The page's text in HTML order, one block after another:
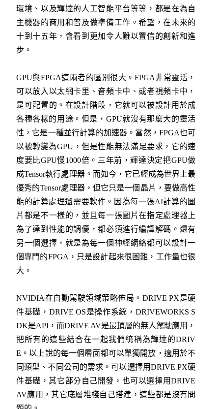
環境、以及輝達的人工智能平台等等，都是在為自
主機器的商用和普及做準備工作。希望，在未來的
十到十五年，會看到更加令人難以置信的創新和進
步。
GPU與FPGA這兩者的區別很大。FPGA非常靈活，
可以放入以太網卡里、音頻卡中、或者視頻卡中，
是可配置的。在設計階段，它就可以被設計用於成
各種各樣的用途。但是，GPU就沒有那麼大的靈活
性，它是一種並行計算的加速器。當然，FPGA也可
以被轉變為GPU，但是性能無法滿足要求，它的速
度要比GPU慢1000倍。三年前，輝達決定把GPU做
成Tensor執行處理器。而如今，它已經成為世界上最
優秀的Tensor處理器，但它只是一個晶片，要做高性
能的計算處理還需要軟件。因為每一張AI計算的圖
片都是不一樣的，並且每一張圖片在指定處理器上
為了達到性能的調優，都必須進行編譯解碼。還有
另一個選擇，就是為每一個神經網絡都可以設計一
個專門的FPGA，只是設計起來很困難，工作量也很
大。
NVIDIA在自動駕駛領域策略佈局。DRIVE PX是硬
件基礎，DRIVE OS是操作系統，DRIVEWORKS S
DK是API，而DRIVE AV是最頂層的無人駕駛應用，
把所有的這些結合在一起我們統稱為輝達的DRIV
E。以上說的每一個層面都可以單獨開放，適用於不
同類型、不同公司的需求。可以選擇用DRIVE PX硬
件基礎，其它部分自己開發，也可以選擇用DRIVE
AV應用，其它底層堆棧自己搭建，這些都是沒有問